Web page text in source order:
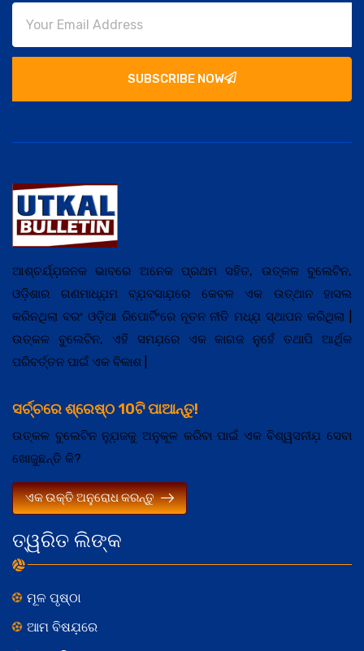
SUBSCRIBE NOW
ତ୍ୱରିତ ଲିଙ୍କ
ମୂଳ ପୃଷ୍ଠା
ଆମ ବିଷଯ଼ରେ
ଆଶ୍ଚର୍ଯ୍ଯ଼ଜନକ ଭାବରେ ଅନେକ ପ୍ରଥମ ସହିତ, ଉତ୍କଳ ବୁଲେଟିନ,
ଓଡ଼ିଶାର ଗଣମାଧ୍ଯ଼ମ ବ୍ଯ଼ବସାଯ଼ରେ କେବଳ ଏକ ଉତ୍ଥାନ ହାସଲ
କରିନଥିଲା ବରଂ ଓଡ଼ିଆ ରିପୋର୍ଟିଂରେ ନୂତନ ନୀତି ମଧ୍ଯ଼ ସ୍ଥାପନ କରିଥିଲା |
ଉତ୍କଳ ବୁଲେଟିନ, ଏହି ସମଯ଼ରେ ଏକ କାଗଜ ନୁହେଁ ତଥାପି ଆର୍ଥିକ
ପରିବର୍ତ୍ତନ ପାଇଁ ଏକ ବିକାଶ |
ସର୍ଚ୍ଚରେ ଶ୍ରେଷ୍ଠ 10ଟି ପାଆନ୍ତୁ!
ଉତ୍କଳ ବୁଲେଟିନ ନ୍ଯ଼ୁଜକୁ ଅନୁକୂଳ କରିବା ପାଇଁ ଏକ ବିଶ୍ୱସନୀଯ଼ ସେବା
ଖୋଜୁଛନ୍ତି କି?
ଏକ ଉକ୍ତି ଅନୁରୋଧ କରନ୍ତୁ